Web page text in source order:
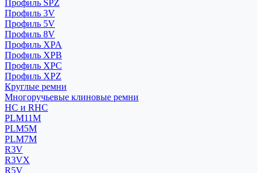
Профиль SPZ
Профиль 3V
Профиль 5V
Профиль 8V
Профиль XPA
Профиль XPB
Профиль XPC
Профиль XPZ
Круглые ремни
Многоручьевые клиновые ремни
HC и RHC
PLM11M
PLM5M
PLM7M
R3V
R3VX
R5V